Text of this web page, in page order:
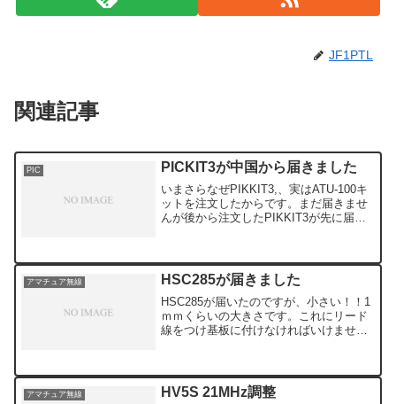
JF1PTL
関連記事
PIC PICKIT3が中国から届きました
いまさらなぜPIKKIT3,、実はATU-100キ
ットを注文したからです。まだ届きませ
んが後から注文したPIKKIT3が先に届き
X IPCに接続したところ認識さ...
アマチュア無線 HSC285が届きました
HSC285が届いたのですが、小さい！！1
ｍｍくらいの大きさです。これにリード
線をつけ基板に付けなければいけません
し替えたいのですが・・・・・・・
アマチュア無線 HV5S 21MHz調整